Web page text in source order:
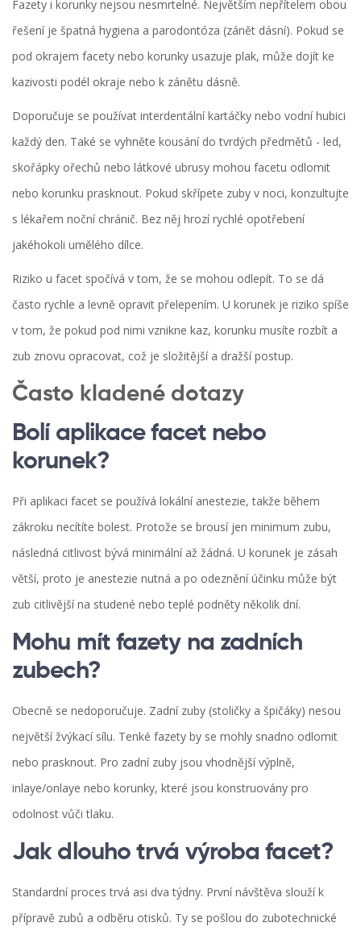
Fazety i korunky nejsou nesmrtelné. Největším nepřítelem obou
řešení je špatná hygiena a parodontóza (zánět dásní). Pokud se
pod okrajem facety nebo korunky usazuje plak, může dojít ke
kazivosti podél okraje nebo k zánětu dásně.
Doporučuje se používat interdentální kartáčky nebo vodní hubici
každý den. Také se vyhněte kousání do tvrdých předmětů - led,
skořápky ořechů nebo látkové ubrusy mohou facetu odlomit
nebo korunku prasknout. Pokud skřípete zuby v noci, konzultujte
s lékařem noční chránič. Bez něj hrozí rychlé opotřebení
jakéhokoli umělého dílce.
Riziko u facet spočívá v tom, že se mohou odlepít. To se dá
často rychle a levně opravit přelepením. U korunek je riziko spíše
v tom, že pokud pod nimi vznikne kaz, korunku musíte rozbít a
zub znovu opracovat, což je složitější a dražší postup.
Často kladené dotazy
Bolí aplikace facet nebo
korunek?
Při aplikaci facet se používá lokální anestezie, takže během
zákroku necítíte bolest. Protože se brousí jen minimum zubu,
následná citlivost bývá minimální až žádná. U korunek je zásah
větší, proto je anestezie nutná a po odeznění účinku může být
zub citlivější na studené nebo teplé podněty několik dní.
Mohu mít fazety na zadních
zubech?
Obecně se nedoporučuje. Zadní zuby (stoličky a špičáky) nesou
největší žvýkací sílu. Tenké fazety by se mohly snadno odlomit
nebo prasknout. Pro zadní zuby jsou vhodnější výplně,
inlaye/onlaye nebo korunky, které jsou konstruovány pro
odolnost vůči tlaku.
Jak dlouho trvá výroba facet?
Standardní proces trvá asi dva týdny. První návštěva slouží k
přípravě zubů a odběru otisků. Ty se pošlou do zubotechnické